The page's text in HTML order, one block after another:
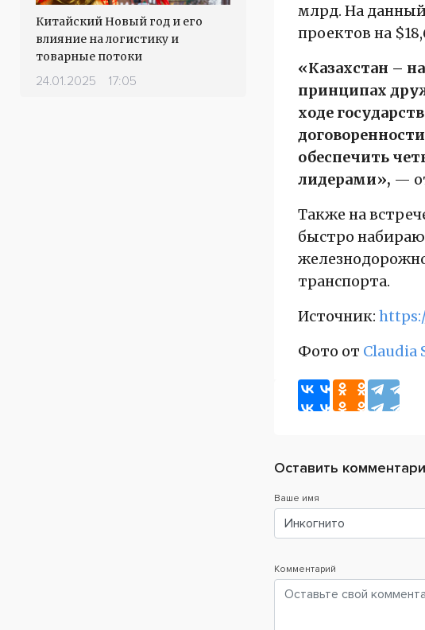
Китайский Новый год и его
влияние на логистику и
товарные потоки
24.01.2025 17:05
млрд. На данный
проектов на
«Казахстан –
принципах
ходе
обеспечить
лидерами», —
Также на
быстро
транспорта.
Источник:
Фото от Claudia
Оставить
Ваше имя
Комментарий